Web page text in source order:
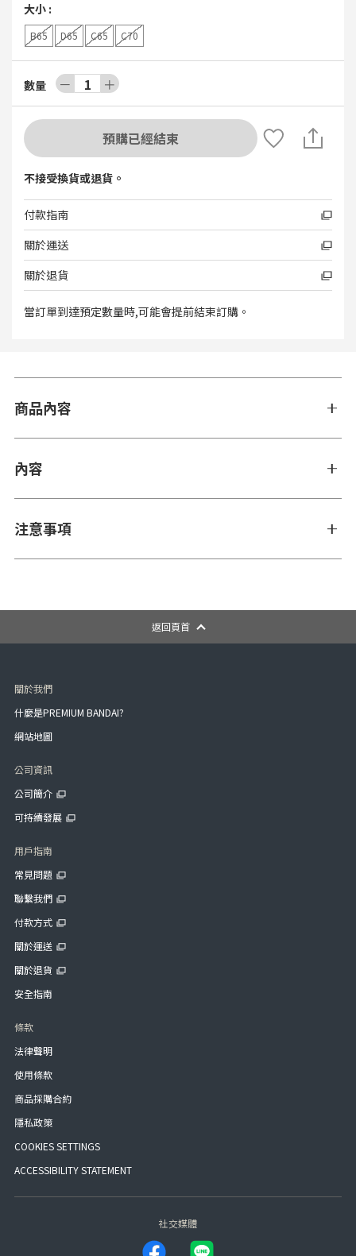
大小 :
B65 D65 C65 C70
數量 － 1 ＋
預購已經結束
不接受換貨或退貨。
付款指南
關於運送
關於退貨
當訂單到達預定數量時,可能會提前結束訂購。
商品內容
內容
注意事項
返回頁首
關於我們
什麼是PREMIUM BANDAI?
網站地圖
公司資訊
公司簡介
可持續發展
用戶指南
常見問題
聯繫我們
付款方式
關於運送
關於退貨
安全指南
條款
法律聲明
使用條款
商品採購合約
隱私政策
COOKIES SETTINGS
ACCESSIBILITY STATEMENT
社交媒體